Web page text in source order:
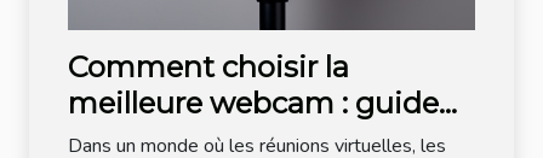
Comment choisir la
meilleure webcam : guide
des fibres et câbles
Dans un monde où les réunions virtuelles, les